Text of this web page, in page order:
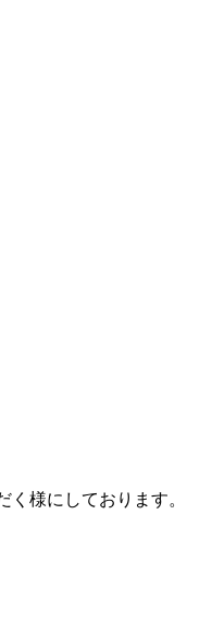
様にしております。